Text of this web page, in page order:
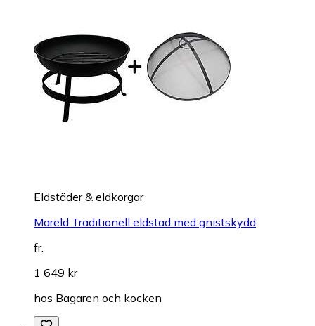
Eldstäder & eldkorgar
Mareld Traditionell eldstad med gnistskydd
fr.
1 649 kr
hos Bagaren och kocken